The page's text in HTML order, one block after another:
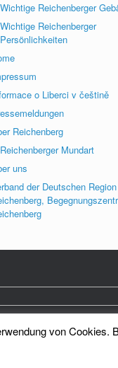
Wichtige Reichenberger
Wichtige Reichenberger
Persönlichkeiten
o Liberci v češtině
Reichenberg
Reichenberger Mundart
uns
der Deutschen Region
von Cookies.